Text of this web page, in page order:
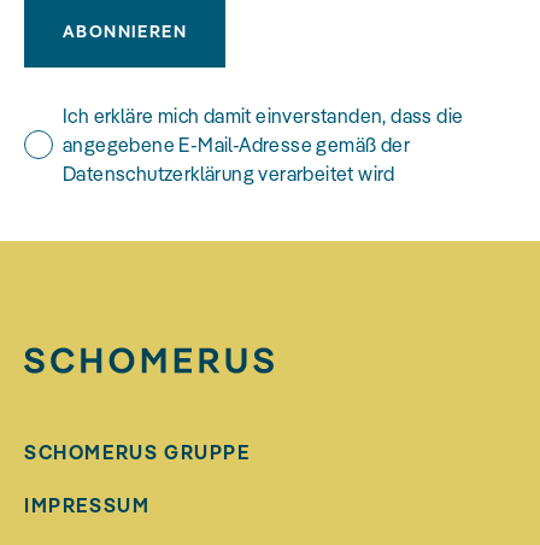
ABONNIEREN
Ich erkläre mich damit einverstanden, dass die
angegebene E-Mail-Adresse gemäß der
Datenschutzerklärung verarbeitet wird
SCHOMERUS GRUPPE
IMPRESSUM